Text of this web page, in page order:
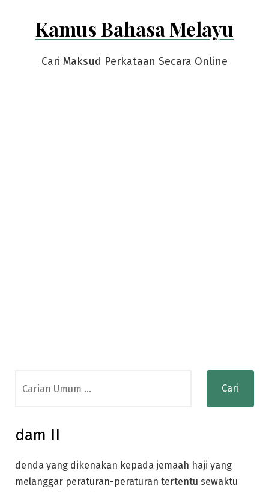
Kamus Bahasa Melayu
Cari Maksud Perkataan Secara Online
for:
dam II
denda yang dikenakan kepada jemaah haji yang
melanggar peraturan-peraturan tertentu sewaktu